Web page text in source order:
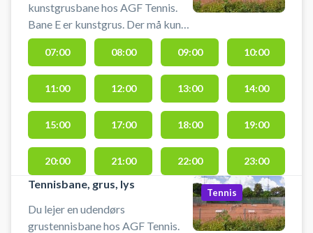
kunstgrusbane hos AGF Tennis.
Bane E er kunstgrus. Der må kun
spilles med fladbundede
sportssko. Tennissko eller
indendørs-sportssko kan
anvendes. HUSK at ordne banen
efter en
07:00 08:00 09:00 10:00
11:00 12:00 13:00 14:00
15:00 17:00 18:00 19:00
20:00 21:00 22:00 23:00
Tennisbane, grus, lys
Du lejer en udendørs
grustennisbane hos AGF Tennis.
Tennis